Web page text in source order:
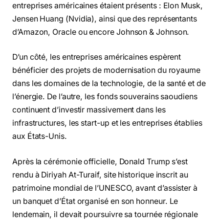
entreprises américaines étaient présents : Elon Musk,
Jensen Huang (Nvidia), ainsi que des représentants
d’Amazon, Oracle ou encore Johnson & Johnson.
D’un côté, les entreprises américaines espèrent
bénéficier des projets de modernisation du royaume
dans les domaines de la technologie, de la santé et de
l’énergie. De l’autre, les fonds souverains saoudiens
continuent d’investir massivement dans les
infrastructures, les start-up et les entreprises établies
aux États-Unis.
Après la cérémonie officielle, Donald Trump s’est
rendu à Diriyah At-Turaif, site historique inscrit au
patrimoine mondial de l’UNESCO, avant d’assister à
un banquet d’État organisé en son honneur. Le
lendemain, il devait poursuivre sa tournée régionale